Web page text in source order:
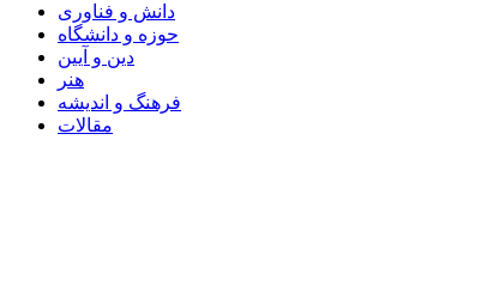
دانش و فناوری
حوزه و دانشگاه
دین و آیین
هنر
فرهنگ و اندیشه
مقالات